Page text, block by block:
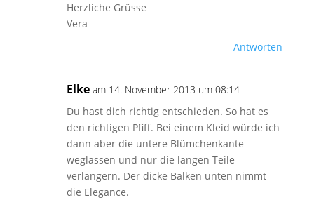
Herzliche Grüsse
Vera
Antworten
Elke am 14. November 2013 um 08:14
Du hast dich richtig entschieden. So hat es
den richtigen Pfiff. Bei einem Kleid würde ich
dann aber die untere Blümchenkante
weglassen und nur die langen Teile
verlängern. Der dicke Balken unten nimmt
die Elegance.